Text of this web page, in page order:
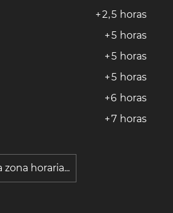
+2,5 horas
+5 horas
+5 horas
+5 horas
+6 horas
+7 horas
horaria...